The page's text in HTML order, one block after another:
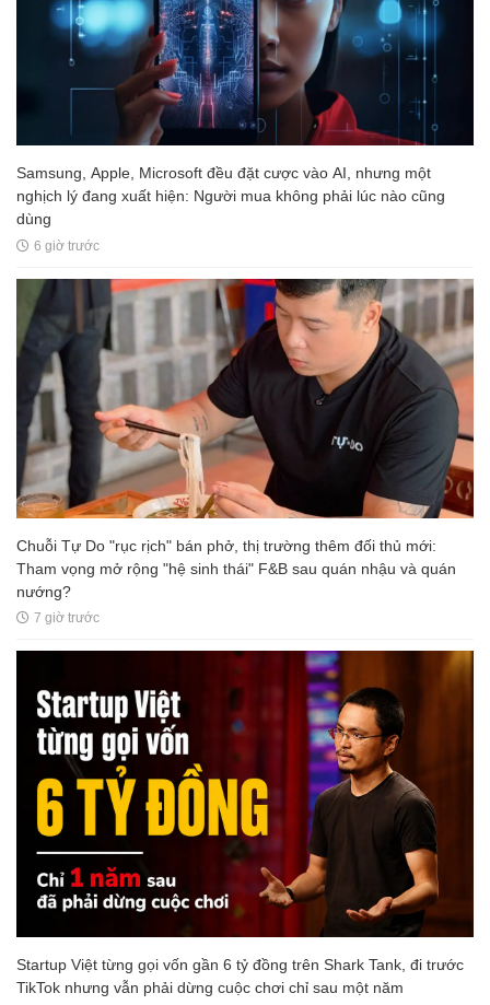
Samsung, Apple, Microsoft đều đặt cược vào AI, nhưng một
nghịch lý đang xuất hiện: Người mua không phải lúc nào cũng
dùng
6 giờ trước
Chuỗi Tự Do "rục rịch" bán phở, thị trường thêm đối thủ mới:
Tham vọng mở rộng "hệ sinh thái" F&B sau quán nhậu và quán
nướng?
7 giờ trước
Startup Việt từng gọi vốn gần 6 tỷ đồng trên Shark Tank, đi trước
TikTok nhưng vẫn phải dừng cuộc chơi chỉ sau một năm